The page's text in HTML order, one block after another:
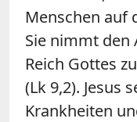
Menschen auf
Sie nimmt den
Reich Gottes
(Lk 9,2). Jesus
Krankheiten